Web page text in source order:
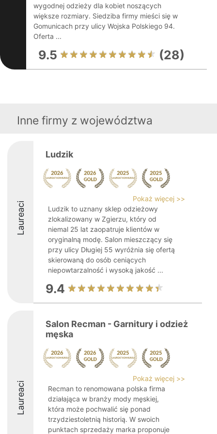
wygodnej odzieży dla kobiet noszących
większe rozmiary. Siedziba firmy mieści się w
Gomunicach przy ulicy Wojska Polskiego 94.
Oferta ...
9.5 (28)
Inne firmy z województwa
Laureaci
Ludzik
Pokaż więcej >>
Ludzik to uznany sklep odzieżowy
zlokalizowany w Zgierzu, który od
niemal 25 lat zaopatruje klientów w
oryginalną modę. Salon mieszczący się
przy ulicy Długiej 55 wyróżnia się ofertą
skierowaną do osób ceniących
niepowtarzalność i wysoką jakość ...
9.4
Laureaci
Salon Recman - Garnitury i odzież
męska
Pokaż więcej >>
Recman to renomowana polska firma
działająca w branży mody męskiej,
która może pochwalić się ponad
trzydziestoletnią historią. W swoich
punktach sprzedaży marka proponuje